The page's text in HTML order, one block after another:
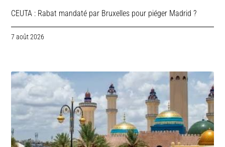
CEUTA : Rabat mandaté par Bruxelles pour piéger Madrid ?
7 août 2026